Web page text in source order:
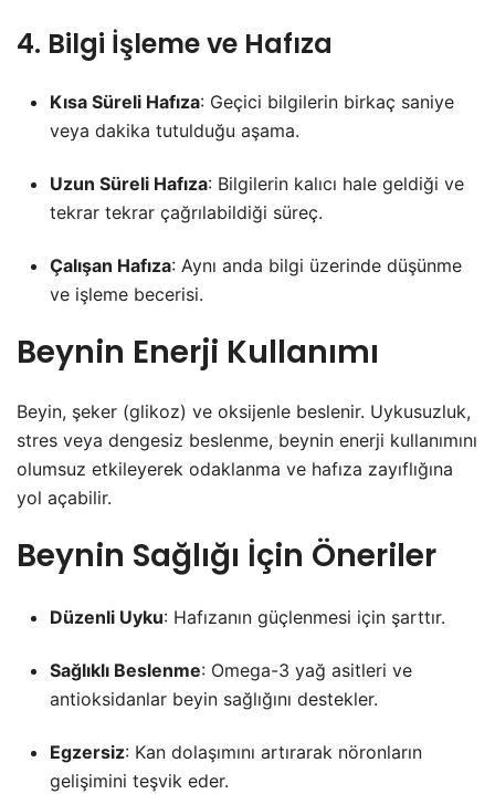
4. Bilgi İşleme ve Hafıza
Kısa Süreli Hafıza: Geçici bilgilerin birkaç saniye
veya dakika tutulduğu aşama.
Uzun Süreli Hafıza: Bilgilerin kalıcı hale geldiği ve
tekrar tekrar çağrılabildiği süreç.
Çalışan Hafıza: Aynı anda bilgi üzerinde düşünme
ve işleme becerisi.
Beynin Enerji Kullanımı
Beyin, şeker (glikoz) ve oksijenle beslenir. Uykusuzluk,
stres veya dengesiz beslenme, beynin enerji kullanımını
olumsuz etkileyerek odaklanma ve hafıza zayıflığına
yol açabilir.
Beynin Sağlığı İçin Öneriler
Düzenli Uyku: Hafızanın güçlenmesi için şarttır.
Sağlıklı Beslenme: Omega-3 yağ asitleri ve
antioksidanlar beyin sağlığını destekler.
Egzersiz: Kan dolaşımını artırarak nöronların
gelişimini teşvik eder.